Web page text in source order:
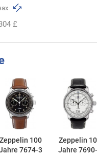
£
Zeppelin 100
7674-3
Zeppelin
Jahre